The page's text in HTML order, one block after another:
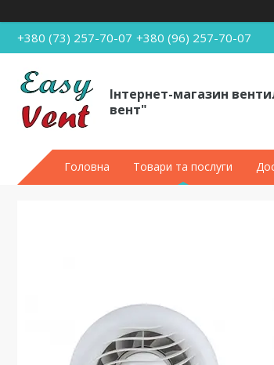
+380 (73) 257-70-07 +380 (96) 257-70-07
Інтернет-магазин
вент"
Головна Товари та послуги